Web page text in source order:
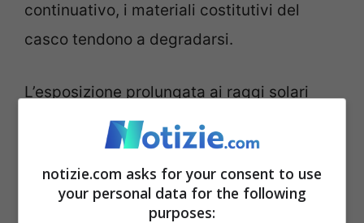
continuativo, i materiali costitutivi del
casco tendono a degradarsi.
L’esposizione prolungata ai raggi solari
può danneggiare significativamente la
calotta esternadel casco, mentre le
continue operazioni di indossamento e
rimozione possono alterarne l’integrità
notizie.com asks for your consent to use
your personal data for the following
purposes: